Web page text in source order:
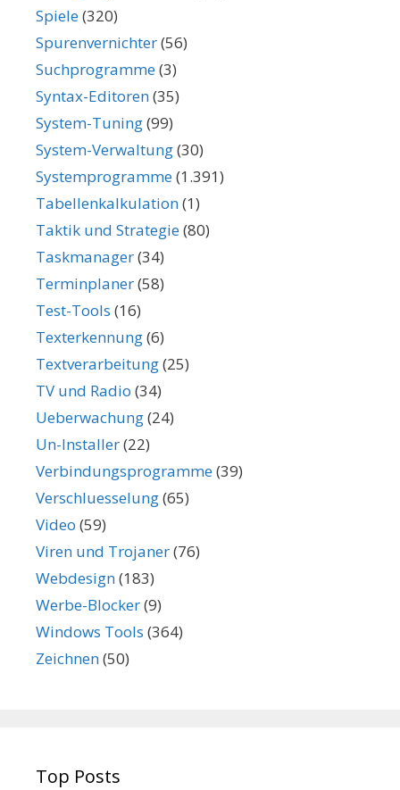
Spiele(320)
Spurenvernichter(56)
Suchprogramme(3)
Syntax-Editoren(35)
System-Tuning(99)
System-Verwaltung(30)
Systemprogramme(1.391)
Tabellenkalkulation(1)
Taktik und Strategie(80)
Taskmanager(34)
Terminplaner(58)
Test-Tools (16)
Texterkennung(6)
Textverarbeitung(25)
TV und Radio (34)
Ueberwachung(24)
Un-Installer(22)
Verbindungsprogramme(39)
Verschluesselung(65)
Video (59)
Viren und Trojaner(76)
Webdesign(183)
Werbe-Blocker(9)
Windows Tools (364)
Zeichnen(50)
Top Posts